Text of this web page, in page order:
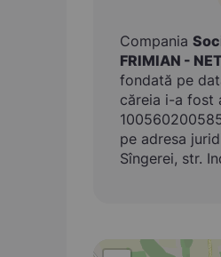
Compania
FRIMIAN -
fondată pe
căreia i-a fost
pe adresa
Sîngerei, str.